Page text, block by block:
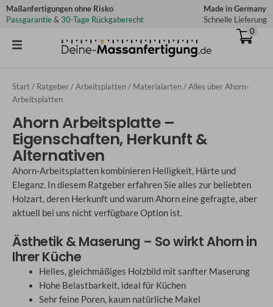
Zum
Inhalt
Maßanfertigungen ohne Risko
Passgarantie& 30-Tage Rückgaberecht
Made in Germany
Schnelle Lieferung
0
Start/ Ratgeber/Arbeitsplatten/ Materialarten/ Alles über Ahorn-
Arbeitsplatten
Ahorn Arbeitsplatte –
Eigenschaften, Herkunft &
Alternativen
Ahorn-Arbeitsplatten kombinieren Helligkeit, Härte und
Eleganz. In diesem Ratgeber erfahren Sie alles zur beliebten
Holzart, deren Herkunft und warum Ahorn eine gefragte, aber
aktuell bei uns nicht verfügbare Option ist.
Ästhetik & Maserung – So wirkt Ahorn in
Ihrer Küche
Helles, gleichmäßiges Holzbild mit sanfter Maserung
Hohe Belastbarkeit, ideal für Küchen
Sehr feine Poren, kaum natürliche Makel